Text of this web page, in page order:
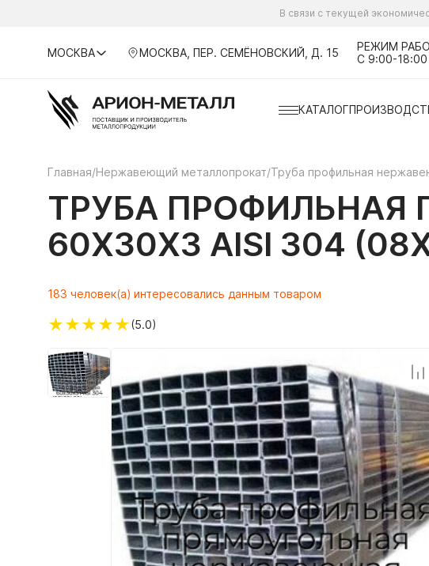
В связи с текущей
МОСКВА МОСКВА, ПЕР. СЕМЁНОВСКИЙ, Д. 15
РЕЖИМ
С 9:00-18:00
КАТАЛОГ
Главная/Нержавеющий металлопрокат/Труба профильная
ТРУБА
60Х30Х3 AISI 304
183 человек(а) интересовались данным товаром
★★★★★(5.0)